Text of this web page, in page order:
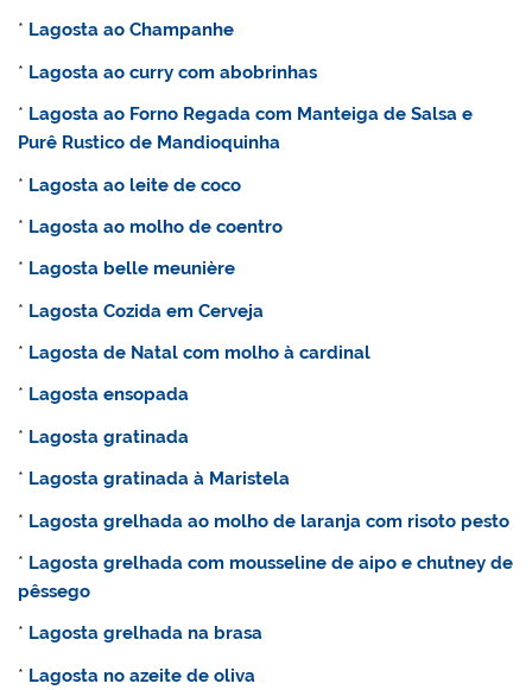
* Lagosta ao Champanhe
* Lagosta ao curry com abobrinhas
* Lagosta ao Forno Regada com Manteiga de Salsa e
Purê Rustico de Mandioquinha
* Lagosta ao leite de coco
* Lagosta ao molho de coentro
* Lagosta belle meunière
* Lagosta Cozida em Cerveja
* Lagosta de Natal com molho à cardinal
* Lagosta ensopada
* Lagosta gratinada
* Lagosta gratinada à Maristela
* Lagosta grelhada ao molho de laranja com risoto pesto
* Lagosta grelhada com mousseline de aipo e chutney de
pêssego
* Lagosta grelhada na brasa
* Lagosta no azeite de oliva